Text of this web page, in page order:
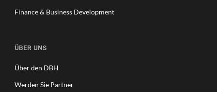
Finance & Business Development
ÜBER UNS
Über den DBH
Werden Sie Partner